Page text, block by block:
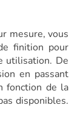
mesure, vous
finition pour
utilisation. De
en passant
fonction de la
disponibles.